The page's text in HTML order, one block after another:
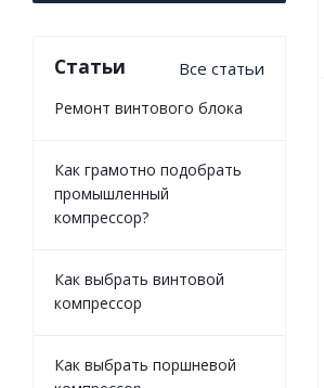
Статьи Все статьи
Ремонт винтового блока
Как грамотно подобрать
промышленный
компрессор?
Как выбрать винтовой
компрессор
Как выбрать поршневой